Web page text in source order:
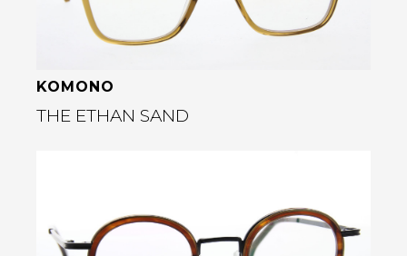
KOMONO
THE ETHAN SAND